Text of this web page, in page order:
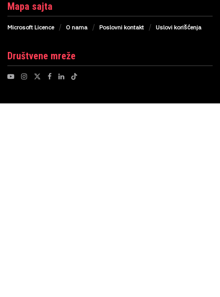
Mapa sajta
Microsoft Licence O nama Poslovni kontakt Uslovi korišćenja
Društvene mreže